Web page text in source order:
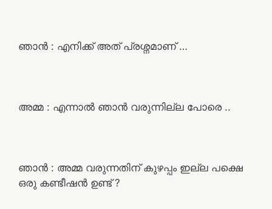
ഞാൻ : എനിക്ക് അത് പ്രശ്നമാണ് …
അമ്മ : എന്നാൽ ഞാൻ വരുന്നില്ല പോരെ ..
ഞാൻ : അമ്മ വരുന്നതിന് കുഴപ്പം ഇല്ല പക്ഷെ
ഒരു കണ്ടീഷൻ ഉണ്ട് ?